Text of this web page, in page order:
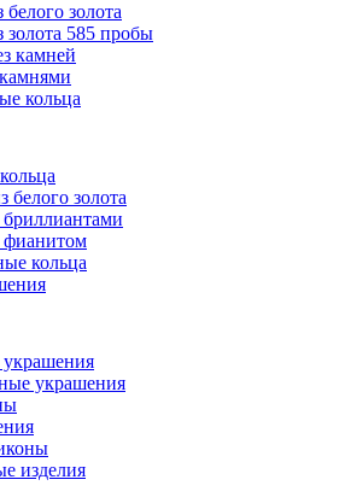
золота
золота 585 пробы
камней
кольца
золота
фианитом
кольца
украшения
украшения
изделия